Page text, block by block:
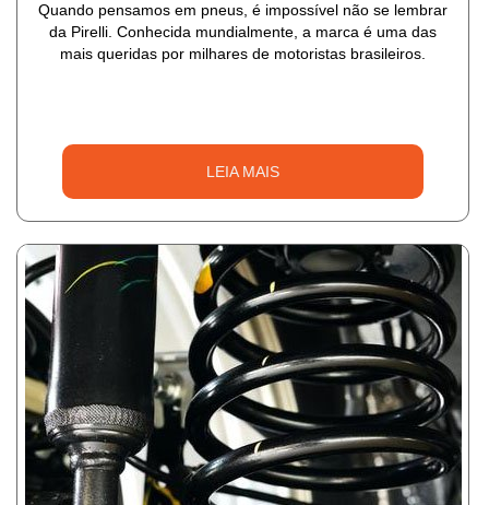
Quando pensamos em pneus, é impossível não se lembrar
da Pirelli. Conhecida mundialmente, a marca é uma das
mais queridas por milhares de motoristas brasileiros.
LEIA MAIS